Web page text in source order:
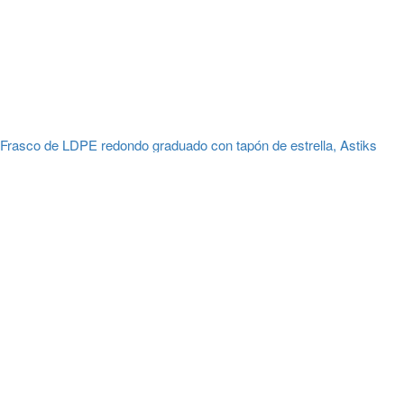
Frasco de LDPE redondo graduado con tapón de estrella, Astiks